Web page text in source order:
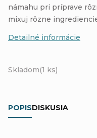
Skladom(1 ks)
námahu pri príprave
mixuj rôzne
Detailné informácie
POPISDISKUSIA